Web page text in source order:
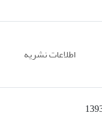
اطلاعات نشریه